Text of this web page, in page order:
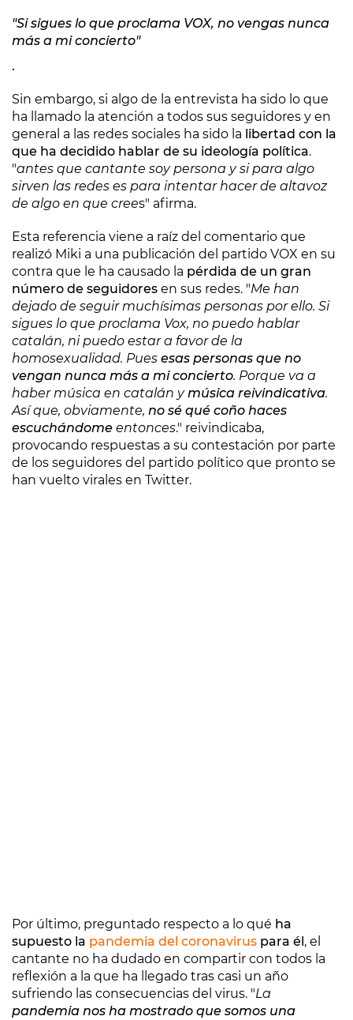
"Si sigues lo que proclama VOX, no vengas nunca
más a mi concierto"
.
Sin embargo, si algo de la entrevista ha sido lo que
ha llamado la atención a todos sus seguidores y en
general a las redes sociales ha sido la libertad con la
que ha decidido hablar de su ideología política.
"antes que cantante soy persona y si para algo
sirven las redes es para intentar hacer de altavoz
de algo en que crees" afirma.
Esta referencia viene a raíz del comentario que
realizó Miki a una publicación del partido VOX en su
contra que le ha causado la pérdida de un gran
número de seguidores en sus redes. "Me han
dejado de seguir muchísimas personas por ello. Si
sigues lo que proclama Vox, no puedo hablar
catalán, ni puedo estar a favor de la
homosexualidad. Pues esas personas que no
vengan nunca más a mi concierto. Porque va a
haber música en catalán ymúsica reivindicativa.
Así que, obviamente, no sé qué coño haces
escuchándome entonces." reivindicaba,
provocando respuestas a su contestación por parte
de los seguidores del partido político que pronto se
han vuelto virales en Twitter.
Por último, preguntado respecto a lo qué ha
supuesto la pandemia del coronavirus para él, el
cantante no ha dudado en compartir con todos la
reflexión a la que ha llegado tras casi un año
sufriendo las consecuencias del virus. "La
pandemia nos ha mostrado que somos una